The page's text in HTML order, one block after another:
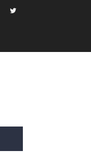
10km
8 medallas, seis para